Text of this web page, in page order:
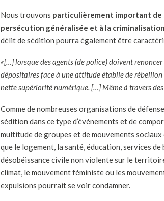
Nous trouvons particulièrement important de
persécution généralisée et à la
délit de sédition pourra également être
«[…] lorsque des agents (de police) doivent
dépositaires face à une attitude établie de
nette supériorité numérique. […] Même à travers
Comme de nombreuses organisations de
sédition dans ce type d’événements et de
multitude de groupes et de mouvements
que le logement, la santé, éducation, services
désobéissance civile non violente sur le
climat, le mouvement féministe ou les
expulsions pourrait se voir condamner.